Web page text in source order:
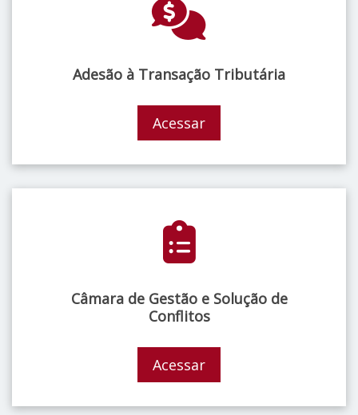
Adesão à Transação Tributária
Acessar
Câmara de Gestão e Solução de
Conflitos
Acessar